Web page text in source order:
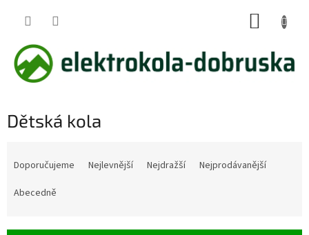
Dětská kola
Doporučujeme Nejlevnější Nejdražší
Nejprodávanější
Abecedně